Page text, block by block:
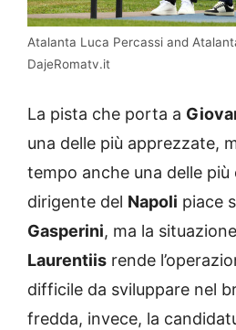
Atalanta Luca Percassi and
DajeRomatv.it
La pista che porta a
una delle più apprezzate,
tempo anche una delle più
dirigente del Napoli piace
Gasperini, ma la
Laurentiis rende
difficile da sviluppare nel
fredda, invece, la